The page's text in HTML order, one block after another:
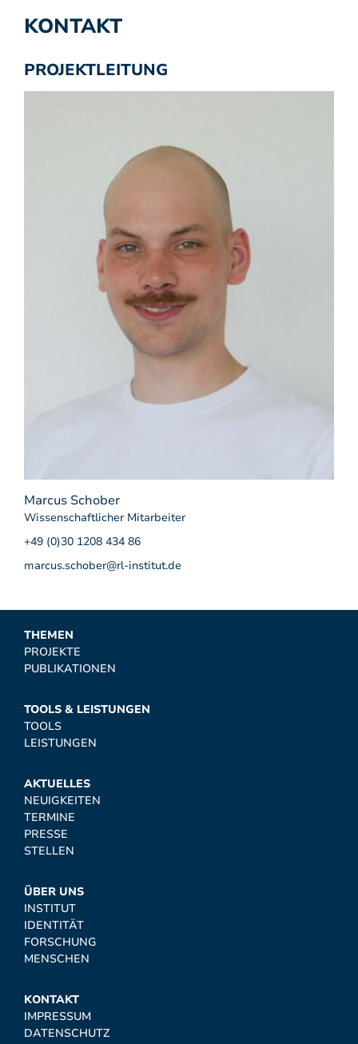
KONTAKT
PROJEKTLEITUNG
Marcus Schober
Wissenschaftlicher Mitarbeiter
+49 (0)30 1208 434 86
marcus.schober@rl-institut.de
THEMEN
PROJEKTE
PUBLIKATIONEN
TOOLS & LEISTUNGEN
TOOLS
LEISTUNGEN
AKTUELLES
NEUIGKEITEN
TERMINE
PRESSE
STELLEN
ÜBER UNS
INSTITUT
IDENTITÄT
FORSCHUNG
MENSCHEN
KONTAKT
IMPRESSUM
DATENSCHUTZ